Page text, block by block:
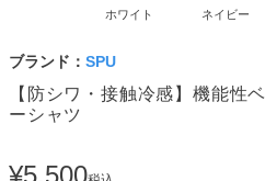
ホワイト ネイビー
ブランド： SPU
【防シワ・接触冷感】機能性
ーシャツ
¥5,500